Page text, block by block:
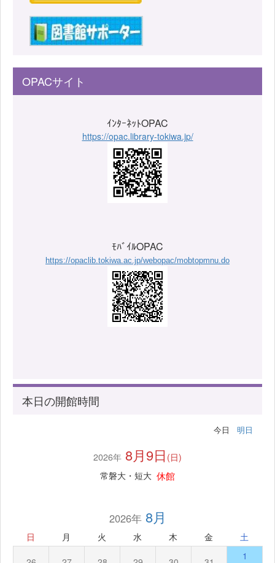
OPACサイト
ｲﾝﾀｰﾈｯﾄOPAC
https://opac.library-tokiwa.jp/
ﾓﾊﾞｲﾙOPAC
https://opaclib.tokiwa.ac.jp/webopac/mobtopmnu.do
本日の開館時間
今日 明日
2026年 8月9日 (日)
常磐大・短大 休館
2026年8月
日 月 火 水 木 金 土
1